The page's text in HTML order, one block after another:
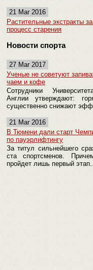
21 Mar 2016
Растительные экстракты
процесс старения
Новости спорта
27 Mar 2017
Ученые не советуют
чаем и кофе
Сотрудники
Англии утверждают:
существенно снижают
21 Mar 2016
В Тюмени дали старт
по пауэрлифтингу
За титул сильнейшего
ста спортсменов.
пройдет лишь первый